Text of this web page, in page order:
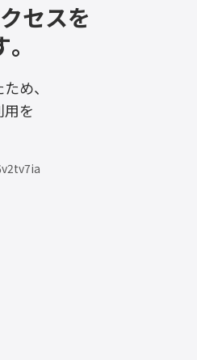
セスを
め、
を